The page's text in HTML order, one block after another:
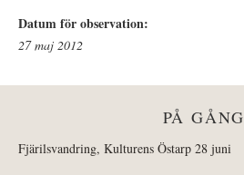
Datum för observation:
27 maj 2012
PÅ GÅNG
Fjärilsvandring, Kulturens Östarp 28 juni